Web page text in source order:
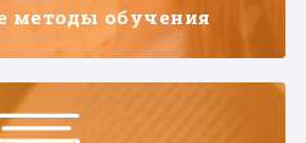
методы обучения